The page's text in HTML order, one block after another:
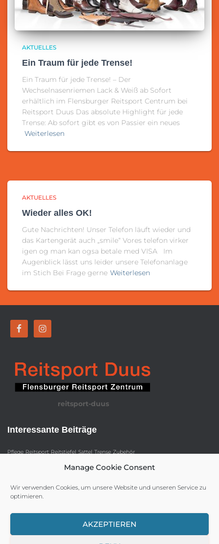
Manage Cookie Consent
Wir verwenden Cookies, um unsere Website und unseren Service zu
optimieren.
AKZEPTIEREN
AKTUELLES
Ein Traum für jede Trense!
Ein Traum für jede Trense! – Der
Wechselnasenriemen Lack & Weiß ab Sofort
erhältlich im Flensburger Reitsport Centrum bei
Reitsport Duus Das absolute Highlight für jede
Trense: Ab sofort gibt es von Passier ein neues
Weiterlesen
AKTUELLES
Wieder alles OK!
Gute Nachrichten! Unser Telefon läuft wieder und
das Kartengerät auch „smile“ Vores telefon virker
igen og man kan ogsa betale med VISA Im
Augenblick lässt uns leider unsere Telefonanlage
im Stich Bei Frage gerne Weiterlesen
reitsport-duus
Interessante Beiträge
Pflege Reitsport Reitstiefel Sattel Trense Zubehör
HAFTUNGSAUSSCHLUSS (DISCLAIMER)